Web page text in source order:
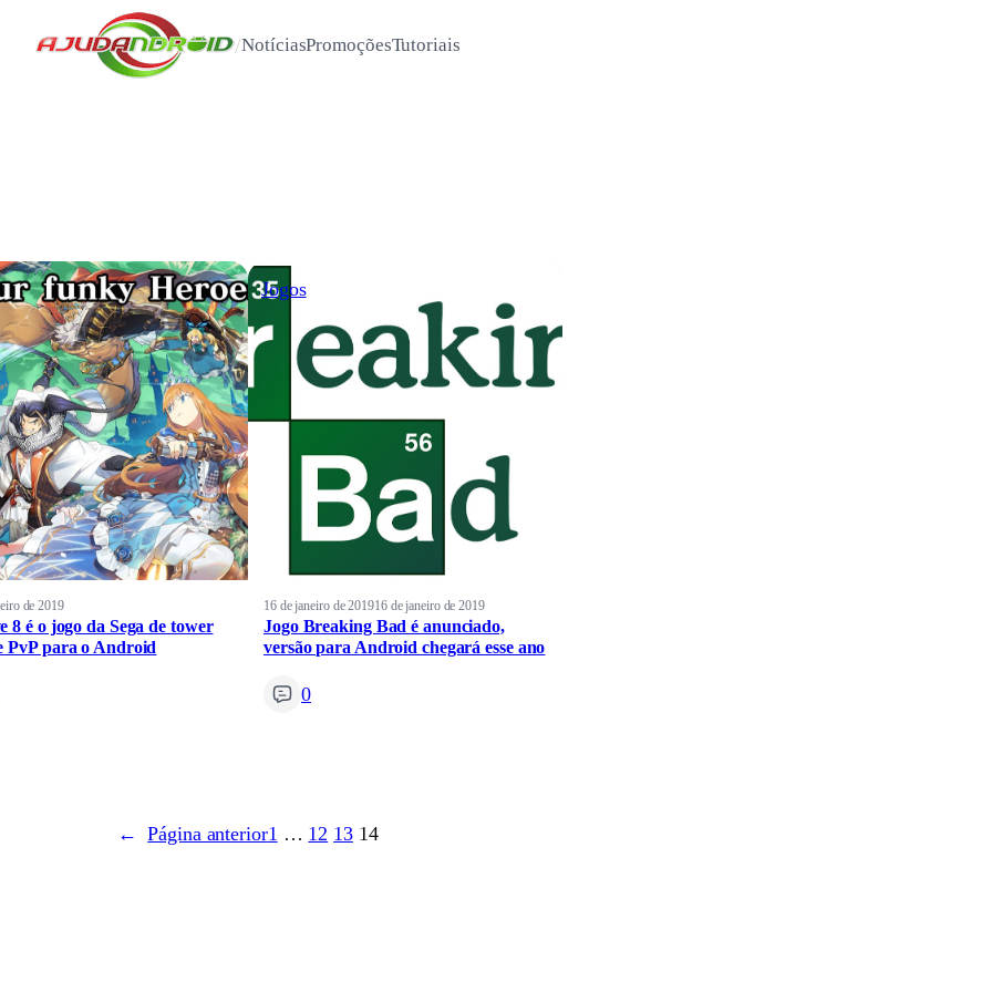
/NotíciasPromoçõesTutoriais
de 2019
8 é o jogo da Sega de tower
PvP para o Android
Jogos
16 de janeiro de 201916 de janeiro de 2019
Jogo Breaking Bad é anunciado,
versão para Android chegará esse ano
0
← Página anterior1 … 12 13 14